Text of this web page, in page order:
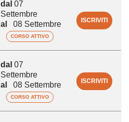
dal 07
Settembre
al
08 Settembre
CORSO ATTIVO
ISCRIVITI
dal 07
Settembre
al
08 Settembre
CORSO ATTIVO
ISCRIVITI